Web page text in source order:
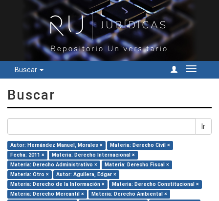
Buscar
Cambiar
Buscar
Ir
Autor: Hernández Manuel, Morales ×
Materia: Derecho Civil ×
Fecha: 2011 ×
Materia: Derecho Internacional ×
Materia: Derecho Administrativo ×
Materia: Derecho Fiscal ×
Materia: Otro ×
Autor: Aguilera, Edgar ×
Materia: Derecho de la Información ×
Materia: Derecho Constitucional ×
Materia: Derecho Mercantil ×
Materia: Derecho Ambiental ×